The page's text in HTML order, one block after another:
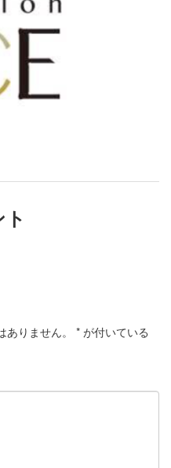
りません。 * が付いている